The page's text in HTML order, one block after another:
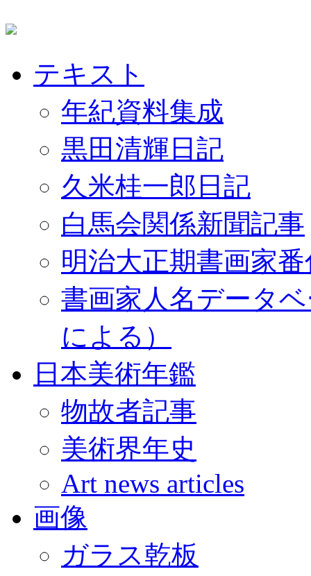
テキスト
年紀資料集成
黒田清輝日記
久米桂一郎日記
白馬会関係新聞記事
明治大正期書画家
書画家人名データ
による）
日本美術年鑑
物故者記事
美術界年史
Art news articles
画像
ガラス乾板